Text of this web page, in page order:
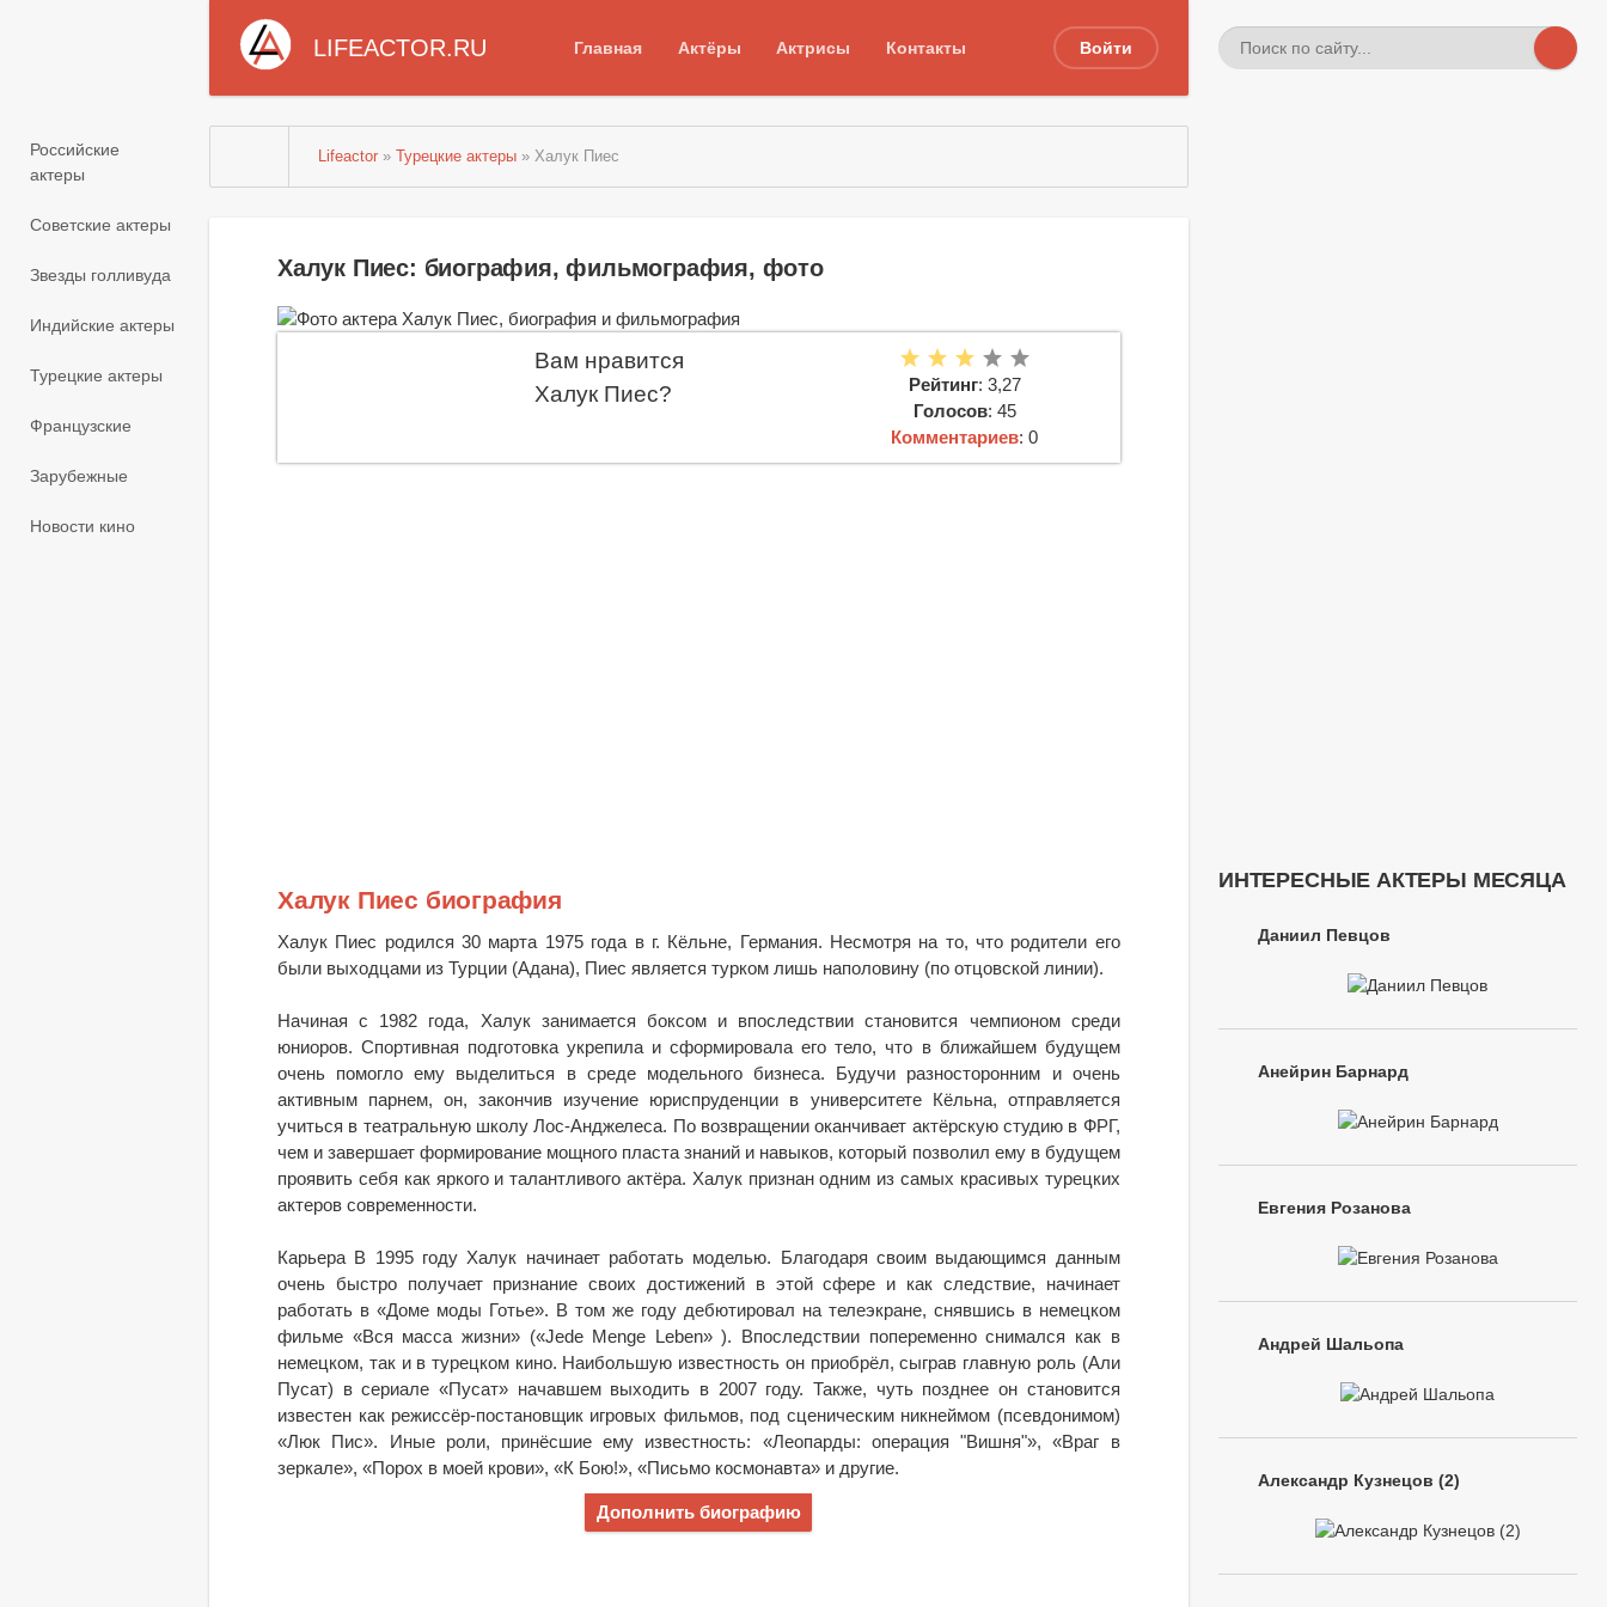
LIFEACTOR.RU Главная Актёры Актрисы Контакты Войти
Российские
актеры
Советские актеры
Звезды голливуда
Индийские актеры
Турецкие актеры
Французские
Зарубежные
Новости кино
Lifeactor » Турецкие актеры » Халук Пиес
Халук Пиес: биография, фильмография, фото
Вам нравится
Халук Пиес?
Рейтинг: 3,27
Голосов: 45
Комментариев: 0
Халук Пиес биография
Халук Пиес родился 30 марта 1975 года в г. Кёльне, Германия. Несмотря на то, что родители его
были выходцами из Турции (Адана), Пиес является турком лишь наполовину (по отцовской линии).
Начиная с 1982 года, Халук занимается боксом и впоследствии становится чемпионом среди
юниоров. Спортивная подготовка укрепила и сформировала его тело, что в ближайшем будущем
очень помогло ему выделиться в среде модельного бизнеса. Будучи разносторонним и очень
активным парнем, он, закончив изучение юриспруденции в университете Кёльна, отправляется
учиться в театральную школу Лос-Анджелеса. По возвращении оканчивает актёрскую студию в ФРГ,
чем и завершает формирование мощного пласта знаний и навыков, который позволил ему в будущем
проявить себя как яркого и талантливого актёра. Халук признан одним из самых красивых турецких
актеров современности.
Карьера В 1995 году Халук начинает работать моделью. Благодаря своим выдающимся данным
очень быстро получает признание своих достижений в этой сфере и как следствие, начинает
работать в «Доме моды Готье». В том же году дебютировал на телеэкране, снявшись в немецком
фильме «Вся масса жизни» («Jede Menge Leben» ). Впоследствии попеременно снимался как в
немецком, так и в турецком кино. Наибольшую известность он приобрёл, сыграв главную роль (Али
Пусат) в сериале «Пусат» начавшем выходить в 2007 году. Также, чуть позднее он становится
известен как режиссёр-постановщик игровых фильмов, под сценическим никнеймом (псевдонимом)
«Люк Пис». Иные роли, принёсшие ему известность: «Леопарды: операция "Вишня"», «Враг в
зеркале», «Порох в моей крови», «К Бою!», «Письмо космонавта» и другие.
Дополнить биографию
ИНТЕРЕСНЫЕ АКТЕРЫ МЕСЯЦА
Даниил Певцов
Анейрин Барнард
Евгения Розанова
Андрей Шальопа
Александр Кузнецов (2)